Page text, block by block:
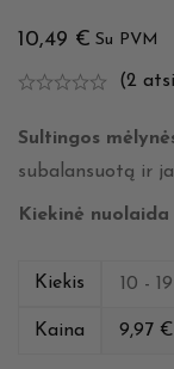
10,49 € Su PVM
(2
Sultingos
subalansuotą ir
Kiekinė nuolaida
Kiekis 10 - 19
Kaina 9,97 €